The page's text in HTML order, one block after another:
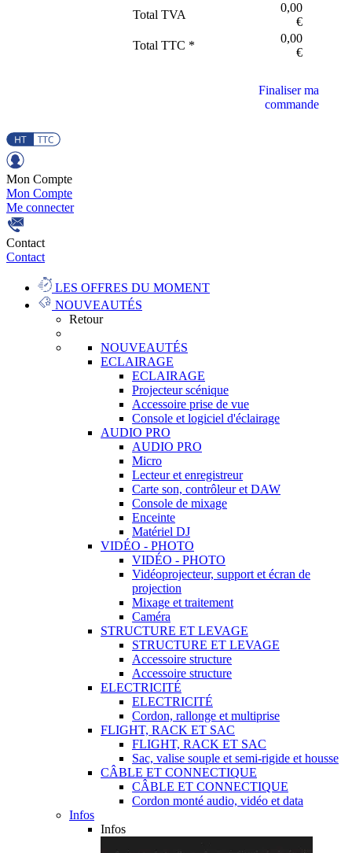
Total TVA
0,00
€
Total TTC *
0,00
€
Finaliser ma
commande
Mon Compte
Mon Compte
Me connecter
Contact
Contact
LES OFFRES DU MOMENT
NOUVEAUTÉS
Retour
NOUVEAUTÉS
ECLAIRAGE
ECLAIRAGE
Projecteur scénique
Accessoire prise de vue
Console et logiciel d'éclairage
AUDIO PRO
AUDIO PRO
Micro
Lecteur et enregistreur
Carte son, contrôleur et DAW
Console de mixage
Enceinte
Matériel DJ
VIDÉO - PHOTO
VIDÉO - PHOTO
Vidéoprojecteur, support et écran de
projection
Mixage et traitement
Caméra
STRUCTURE ET LEVAGE
STRUCTURE ET LEVAGE
Accessoire structure
Accessoire structure
ELECTRICITÉ
ELECTRICITÉ
Cordon, rallonge et multiprise
FLIGHT, RACK ET SAC
FLIGHT, RACK ET SAC
Sac, valise souple et semi-rigide et housse
CÂBLE ET CONNECTIQUE
CÂBLE ET CONNECTIQUE
Cordon monté audio, vidéo et data
Infos
Infos